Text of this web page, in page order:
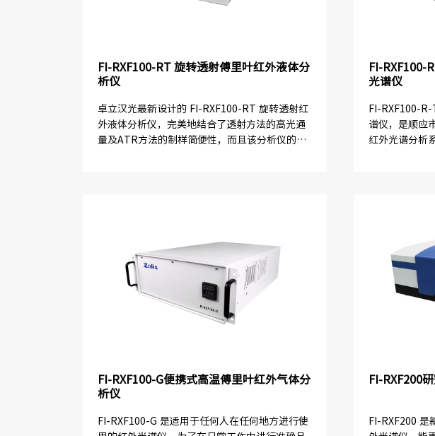
FI-RXF100-RT 旋转透射傅里叶红外液体分
析仪
卓立汉光最新设计的 FI-RXF100-RT 旋转透射红
外液体分析仪，完美地结合了透射方法的高光通
量及ATR方法的制样简便性，而且该分析仪的旋
FI-RXF100-
光谱仪
FI-RXF100-
谱仪，是顺应
红外光谱分析
FI-RXF100-G便携式高温傅里叶红外气体分
析仪
FI-RXF100-G 是适用于任何人在任何地方进行使
FI-RXF200
FI-RXF200 是